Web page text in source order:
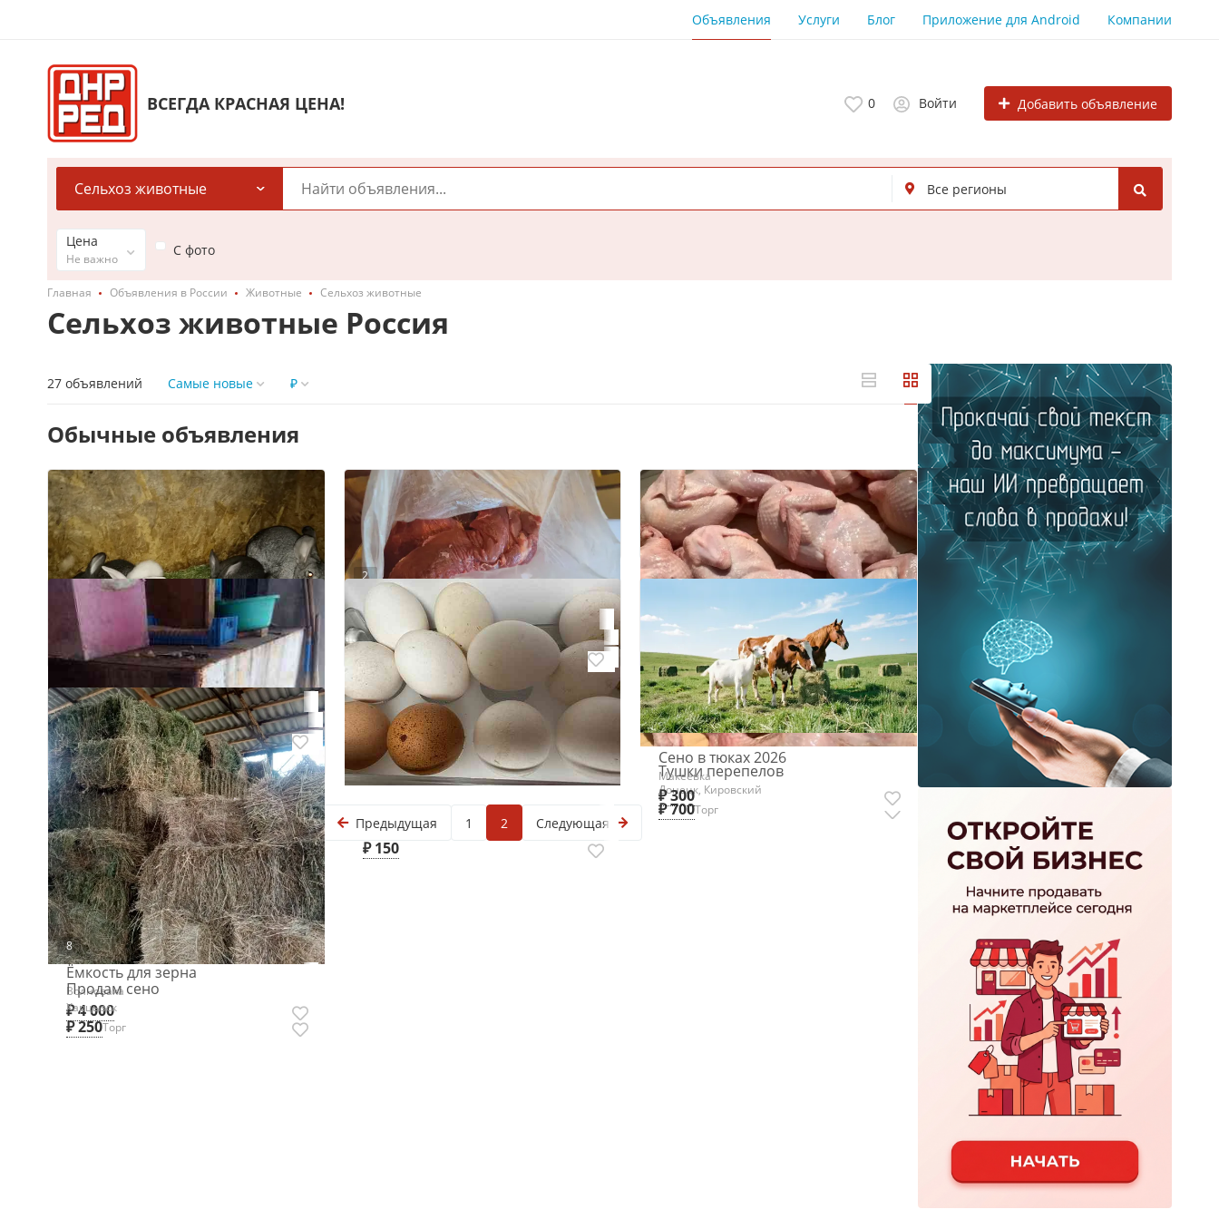
Объявления Услуги Блог Приложение для Android Компании
ВСЕГДА КРАСНАЯ ЦЕНА! 0 Войти Добавить объявление
Сельхоз животные
Цена
Не важно
С фото
Главная Объявления в России Животные Сельхоз животные
Сельхоз животные Россия
27 объявлений Самые новые ₽
Обычные объявления
Кролики
Макеевка
Бесплатно
2
Говядина мякоть
Донецк
₽ 650
Тушки перепелов
Донецк, Кировский
₽ 700Торг
Ёмкость для зерна
Волноваха
₽ 4 000
Макеевка, Червоногвардейский
₽ 150
Сено в тюках 2026
Макеевка
₽ 300
8
Продам сено
Харцызск
₽ 250Торг
Предыдущая 1 2 Следующая